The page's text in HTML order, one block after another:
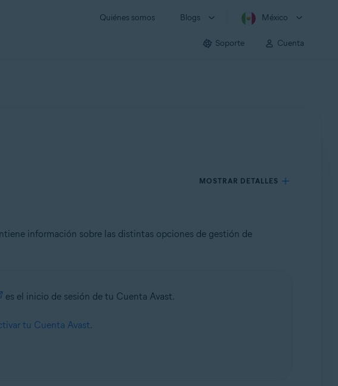
Quiénes somos Blogs México
Soporte Cuenta
MOSTRAR DETALLES
información sobre las distintas opciones de gestión de
es el inicio de sesión de tu Cuenta Avast.
tu Cuenta Avast.